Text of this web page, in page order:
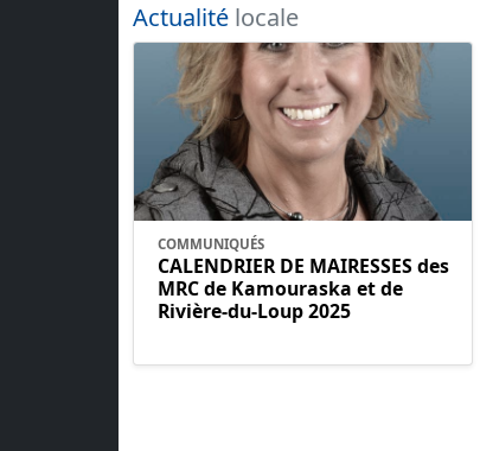
Actualité locale
COMMUNIQUÉS
CALENDRIER DE MAIRESSES des
MRC de Kamouraska et de
Rivière-du-Loup 2025